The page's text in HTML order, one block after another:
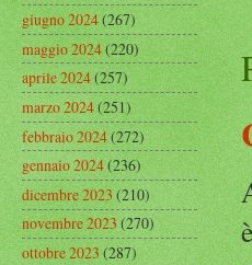
giugno 2024(267)
maggio 2024(220)
aprile 2024(257)
marzo 2024(251)
febbraio 2024(272)
gennaio 2024(236)
dicembre 2023(210)
novembre 2023(270)
ottobre 2023(287)